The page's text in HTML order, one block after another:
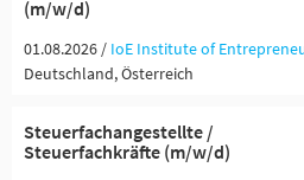
(m/w/d)
01.08.2026 / IoE Institute of
Deutschland, Österreich
Steuerfachangestellte /
Steuerfachkräfte (m/w/d)